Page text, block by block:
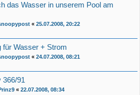
das Wasser in unserem Pool am
« 25.07.2008, 20:22
für Wasser + Strom
« 24.07.2008, 08:21
366/91
« 22.07.2008, 08:34